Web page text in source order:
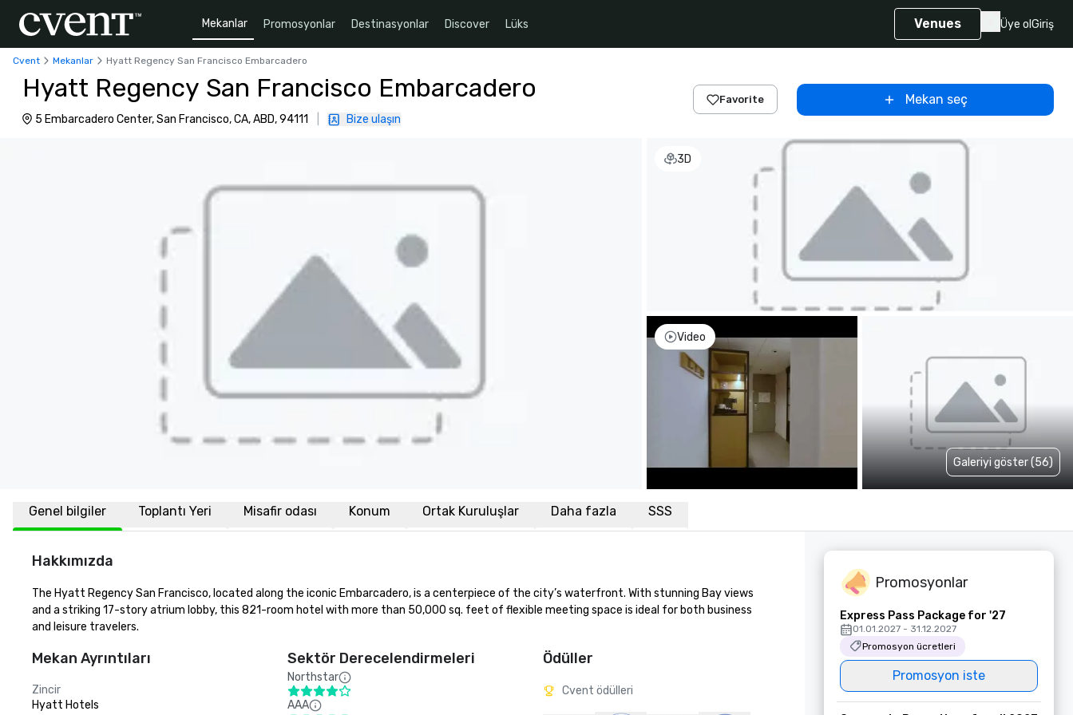
Mekanlar Promosyonlar Destinasyonlar Discover Lüks Venues Üye ol Giriş
Cvent Mekanlar Hyatt Regency San Francisco Embarcadero
Hyatt Regency San Francisco Embarcadero
5 Embarcadero Center, San Francisco, CA, ABD, 94111 Bize ulaşın
Favorite Mekan seç
3D
Video
Galeriyi göster (56)
Genel bilgiler Toplantı Yeri Misafir odası Konum Ortak Kuruluşlar Daha fazla SSS
Hakkımızda
The Hyatt Regency San Francisco, located along the iconic Embarcadero, is a centerpiece of the city’s waterfront. With stunning Bay views
and a striking 17-story atrium lobby, this 821-room hotel with more than 50,000 sq. feet of flexible meeting space is ideal for both business
and leisure travelers.
Mekan Ayrıntıları
Zincir
Hyatt Hotels
Sektör Derecelendirmeleri
Northstar
AAA
Ödüller
Cvent ödülleri
Promosyonlar
Express Pass Package for '27
01.01.2027 - 31.12.2027
Promosyon ücretleri
Promosyon iste